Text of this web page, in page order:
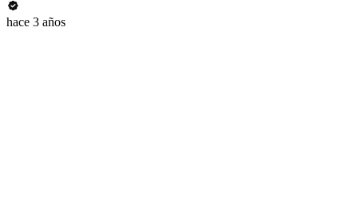
hace 3 años